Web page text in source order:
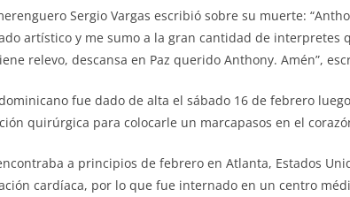
Sergio Vargas escribió sobre su muerte:
artístico y me sumo a la gran cantidad de interpretes
relevo, descansa en Paz querido Anthony. Amén”,
fue dado de alta el sábado 16 de febrero
quirúrgica para colocarle un marcapasos en el
a principios de febrero en Atlanta, Estados
cardíaca, por lo que fue internado en un centro